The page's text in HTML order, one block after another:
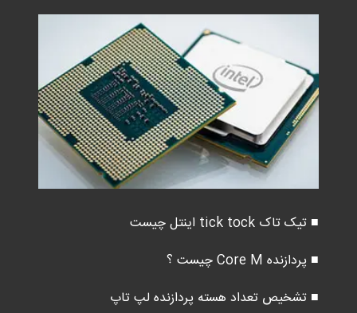
■ تیک تاک tick tock اینتل چیست
■ پردازنده Core M چیست ؟
■ تشخیص تعداد هسته پردازنده لپ تاپ